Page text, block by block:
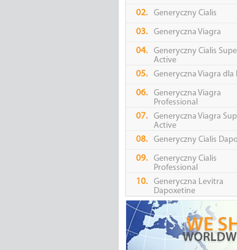
02. Generyczny Cialis
03. Generyczna Viagra
04.
Generyczny Cialis
Active
05.
Generyczna Viagra dla
06.
Generyczna Viagra
Professional
07.
Generyczna Viagra
Active
08.
Generyczny Cialis
09.
Generyczny Cialis
Professional
10.
Generyczna Levitra
Dapoxetine